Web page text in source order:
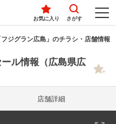
お気に入り さがす
フジグラン広島」のチラシ・店舗情報
ル情報（広島県広
店舗詳細